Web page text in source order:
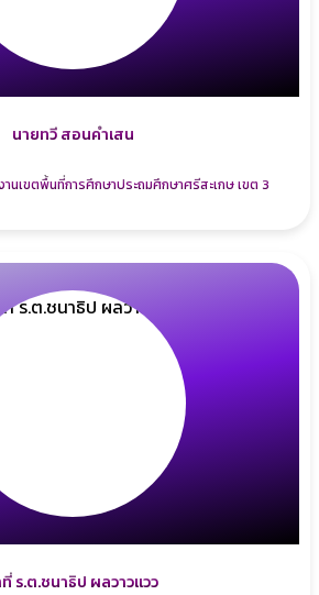
นายทวี สอนคำเสน
นเขตพื้นที่การศึกษาประถมศึกษาศรีสะเกษ เขต 3
ที่ ร.ต.ชนาธิป ผลวาวแวว